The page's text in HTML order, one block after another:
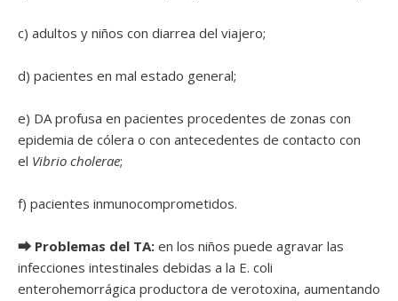
c) adultos y niños con diarrea del viajero;
d) pacientes en mal estado general;
e) DA profusa en pacientes procedentes de zonas con
epidemia de cólera o con antecedentes de contacto con
el Vibrio cholerae;
f) pacientes inmunocomprometidos.
⮕ Problemas del TA: en los niños puede agravar las
infecciones intestinales debidas a la E. coli
enterohemorrágica productora de verotoxina, aumentando